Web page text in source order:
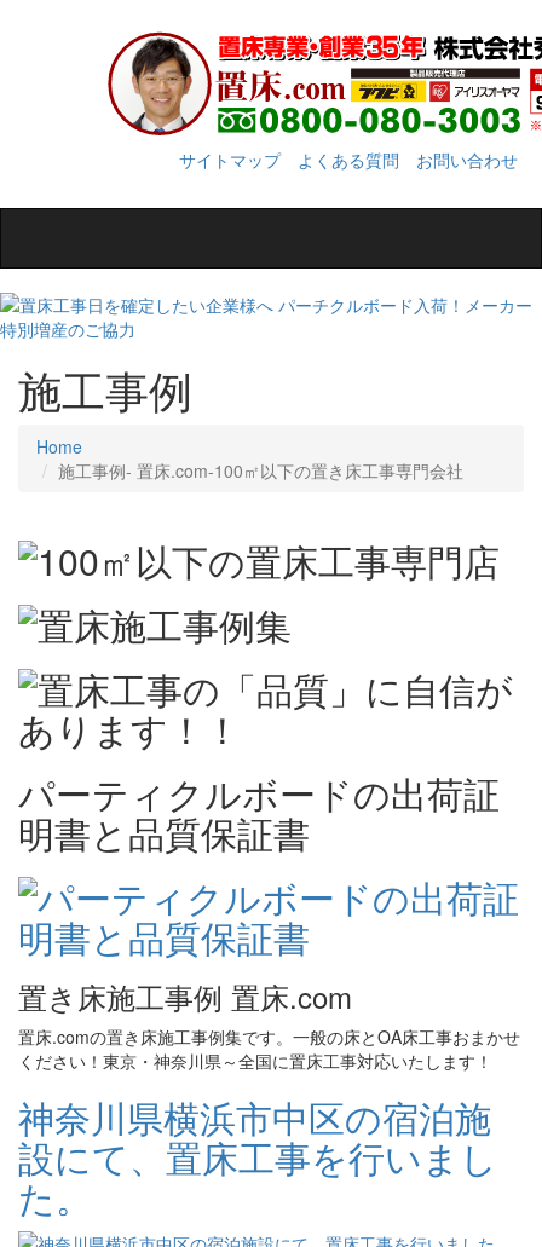
サイトマップ よくある質問
お問い合わせ
navigation
施工事例
Home
施工事例‐ 置床.com-100㎡以下の置き床工事専門会社
パーティクルボードの出荷証
明書と品質保証書
置き床施工事例 置床.com
置床.comの置き床施工事例集です。一般の床とOA床工事おまかせ
ください！東京・神奈川県～全国に置床工事対応いたします！
神奈川県横浜市中区の宿泊施
設にて、置床工事を行いまし
た。